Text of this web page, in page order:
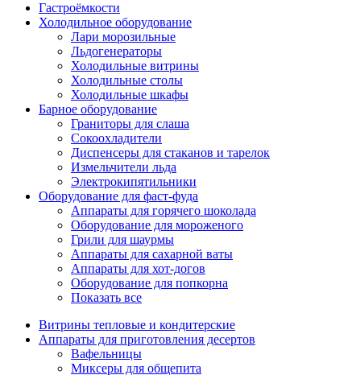
Гастроёмкости
Холодильное оборудование
Лари морозильные
Льдогенераторы
Холодильные витрины
Холодильные столы
Холодильные шкафы
Барное оборудование
Граниторы для слаша
Сокоохладители
Диспенсеры для стаканов и тарелок
Измельчители льда
Электрокипятильники
Оборудование для фаст-фуда
Аппараты для горячего шоколада
Оборудование для мороженого
Грили для шаурмы
Аппараты для сахарной ваты
Аппараты для хот-догов
Оборудование для попкорна
Показать все
Витрины тепловые и кондитерские
Аппараты для приготовления десертов
Вафельницы
Миксеры для общепита